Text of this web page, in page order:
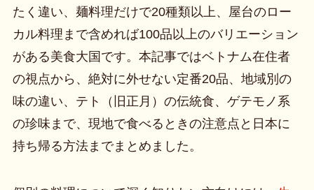
たく違い、麺料理だけで20種類以上、屋台のロー
カル料理まで含めれば100品以上のバリエーション
がある美食大国です。本記事ではベトナム在住者
の視点から、絶対に外せない定番20品、地域別の
味の違い、テト（旧正月）の伝統食、ゲテモノ系
の珍味まで、現地で食べるときの注意点と日本に
持ち帰る方法までまとめました。